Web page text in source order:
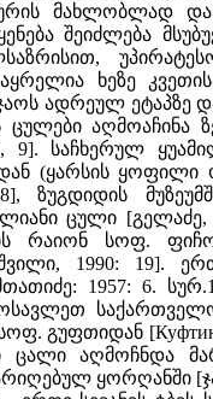
მახლობლად და
შეიძლება
ხეზე
ადრეულ ეტაპზე
ცულები აღმოაჩინა
9]. საჩხერულ
(ყარსის ყოფილი
ზუგდიდის
ცული [გელაძე,
რაიონ სოფ.
1990: 19].
1957: 6.
გუფთიდან
ცალი აღმოჩნდა
ყორღანში